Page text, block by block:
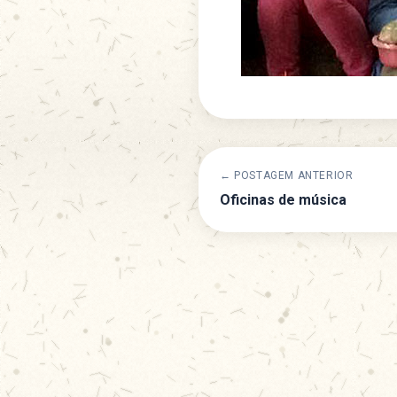
← POSTAGEM ANTERIOR
Oficinas de música